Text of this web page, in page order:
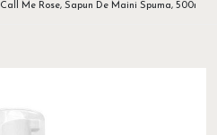
Call Me Rose, Sapun De Maini Spuma, 500ml